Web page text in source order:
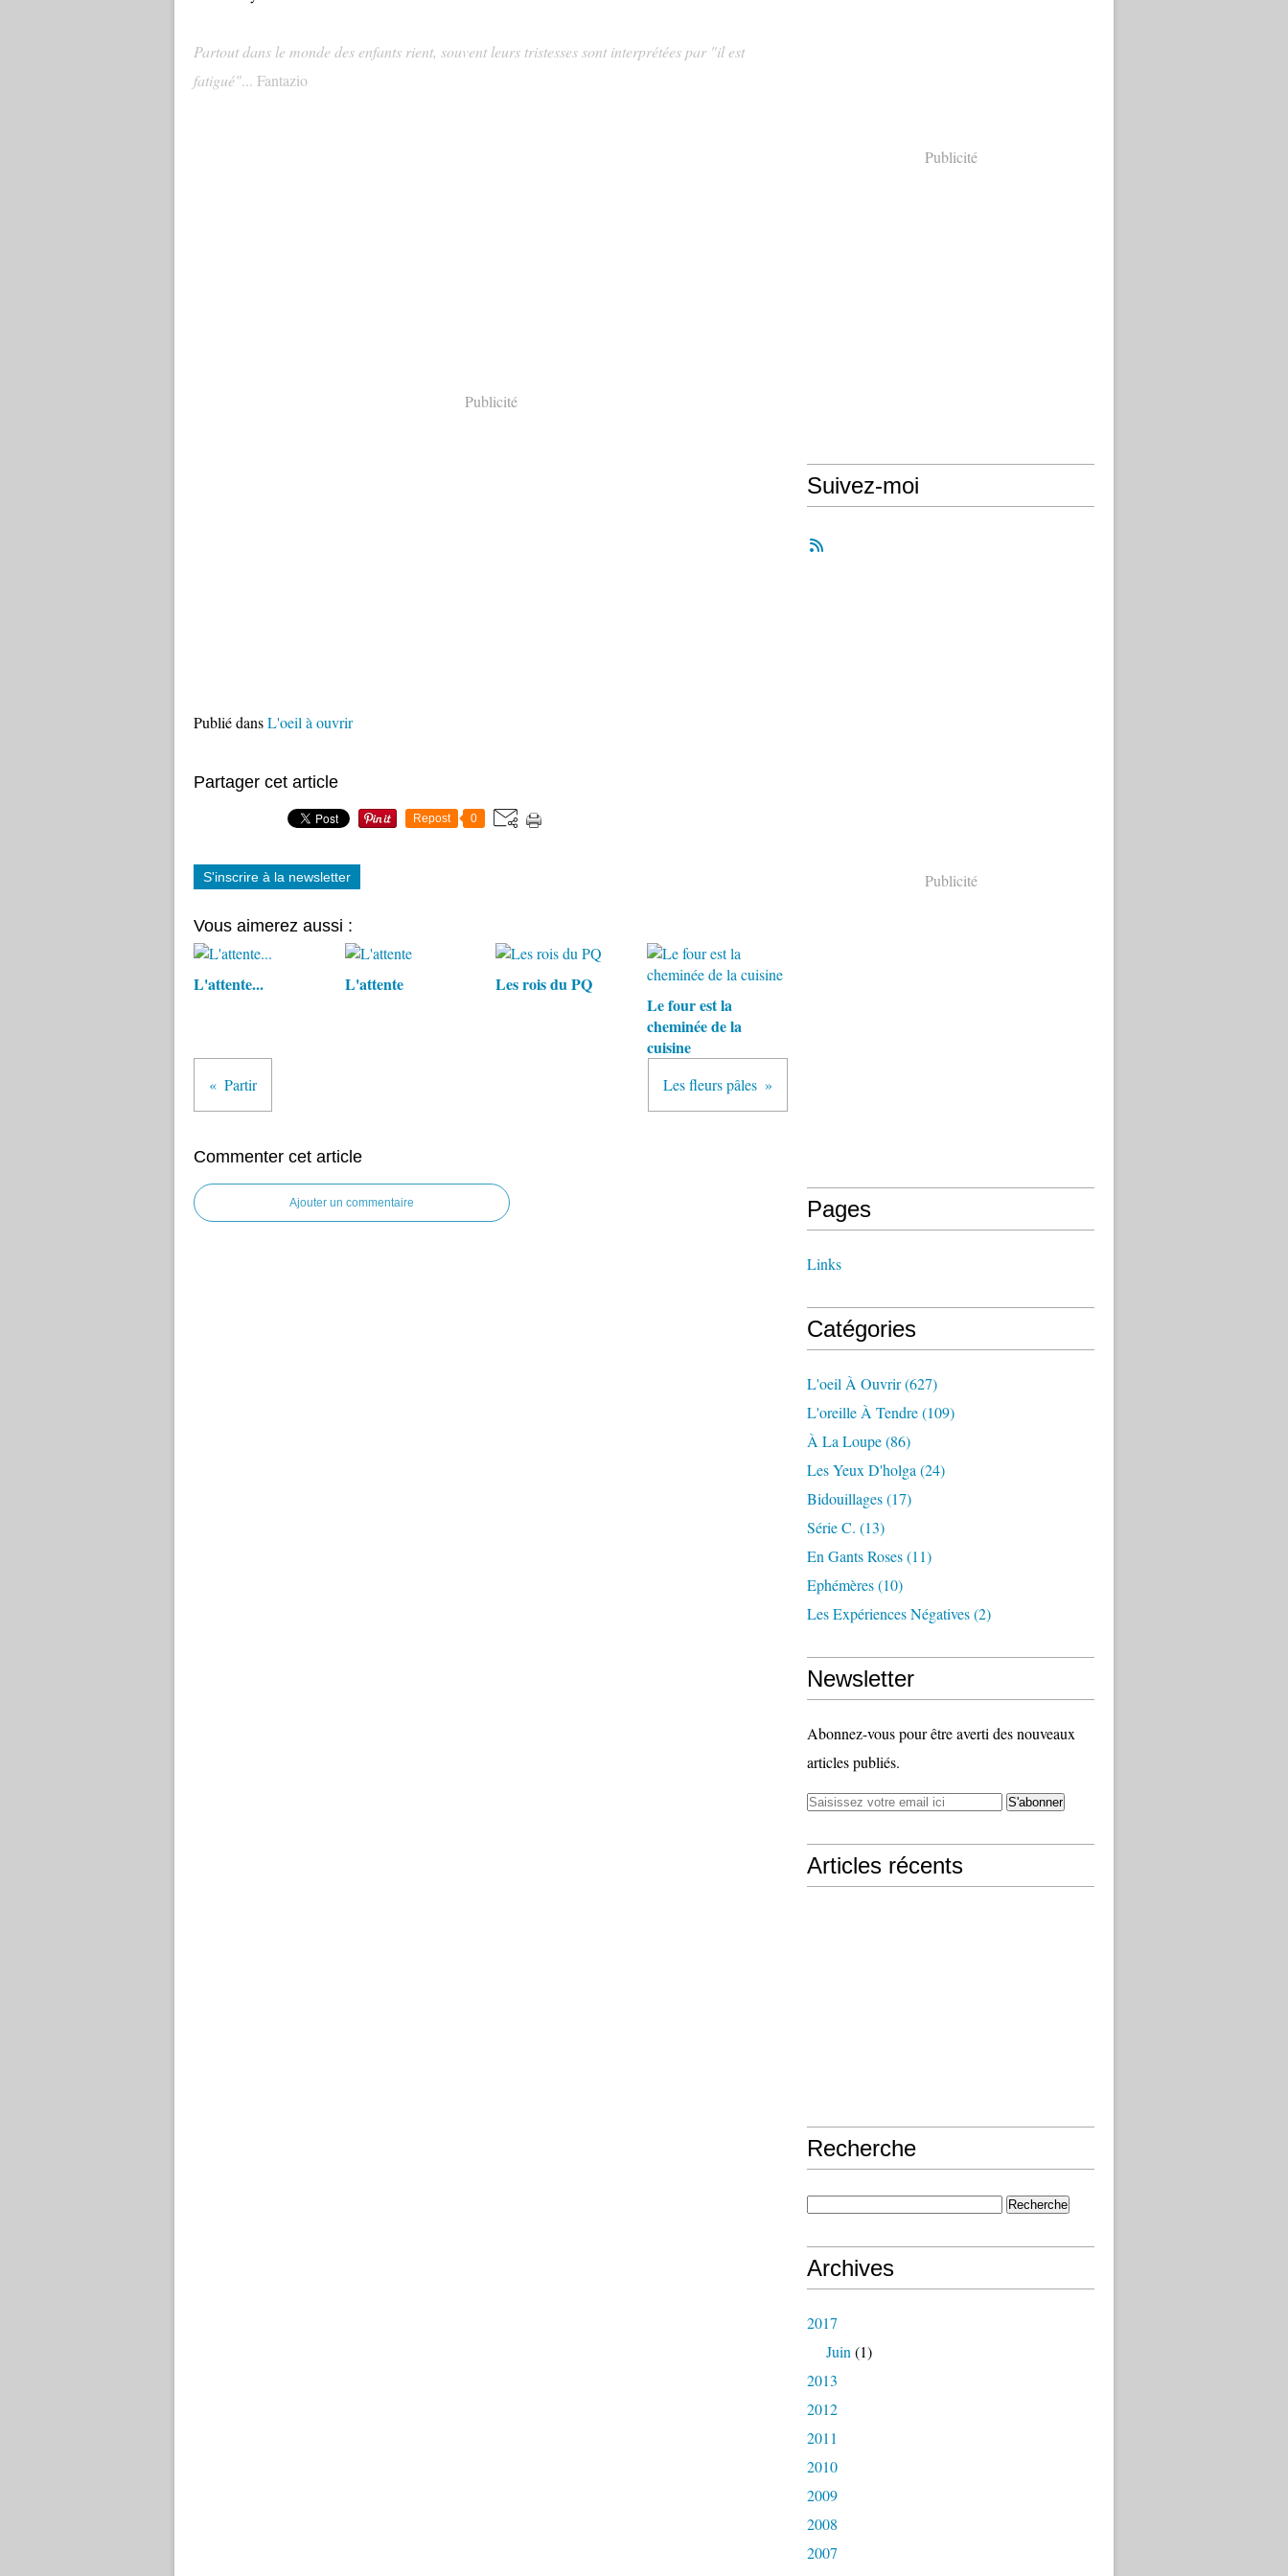
Partout dans le monde des enfants rient, souvent leurs tristesses sont interprétées par "il est
fatigué"... Fantazio
Publicité
Publié dansL'oeil à ouvrir
Partager cet article
Repost 0
S'inscrire à la newsletter
Vous aimerez aussi :
L'attente... L'attente
Les rois du PQ
Le four est la
cheminée de la
cuisine
Partir Les fleurs pâles
Commenter cet article
Ajouter un commentaire
Publicité
Suivez-moi
Publicité
Pages
Links
Catégories
L'oeil À Ouvrir(627)
L'oreille À Tendre(109)
À La Loupe(86)
Les Yeux D'holga (24)
Bidouillages(17)
Série C. (13)
En Gants Roses(11)
Ephémères(10)
Les Expériences Négatives(2)
Newsletter
Abonnez-vous pour être averti des nouveaux
articles publiés.
Articles récents
Recherche
Archives
2017
Juin (1)
2013
2012
2011
2010
2009
2008
2007